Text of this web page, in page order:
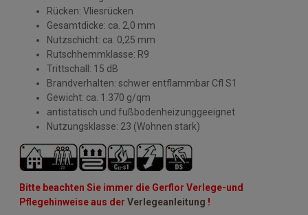
Rücken: Vliesrücken
Gesamtdicke: ca. 2,0 mm
Nutzschicht: ca. 0,25 mm
Rutschhemmklasse: R9
Trittschall: 15 dB
Brandverhalten: schwer entflammbar Cfl S1
Gewicht: ca. 1.370 g/qm
antistatisch und fußbodenheizunggeeignet
Nutzungsklasse: 23 (Wohnen stark)
Bitte beachten Sie immer die Gerflor Verlege-und
Pflegehinweise aus der Verlegeanleitung !